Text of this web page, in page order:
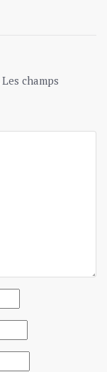
Les champs